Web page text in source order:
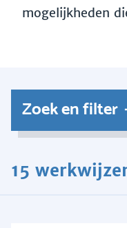
mogelijkheden
Zoek en filter
15